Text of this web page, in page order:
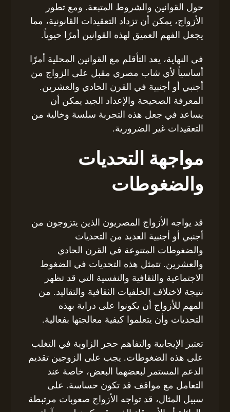
حول القوانين والشروط المتبعة. ومع تطور
الأزواج، يمكن أن تزداد التعقيدات القانونية، مما
يجعل الفهم العميق لهذه القوانين أمرًا حيوياً.
في النهاية، يعد التأقلم مع القوانين المحلية أمرًا
أساسياً لأي شاب مصري مقبل على الزواج من
أجنبي أو أجنبية في القرن الحادي والعشرين.
المعرفة الصحيحة والإعداد الجيد يمكن أن
يساعد في جعل هذه التجربة سلسة وخالية من
التعقيدات غير الضرورية.
مواجهة التحديات
والضغوطات
قد يواجه الأزواج المصريون الذين يتزوجون من
أجنبي أو أجنبية العديد من التحديات
والضغوطات المتنوعة في القرن الحادي
والعشرين. تتمثل هذه التحديات في الضغوط
الاجتماعية والثقافية والنفسية التي قد تظهر
نتيجة لاختلاف الخلفيات الثقافية والتقاليد. من
المهم للأزواج أن يكونوا على دراية بهذه
التحديات وأن يتعلموا كيفية معالجتها بفعالية.
تعتبر الإيجابية والتفاهم حجر الزاوية في التغلب
على هذه الضغوطات. يجب على الزوجين تقديم
الدعم المستمر لبعضهما البعض، خاصة عند
التعامل مع مواقف قد تكون حساسة. على
سبيل المثال، قد تواجه الأزواج صعوبات مرتبطة